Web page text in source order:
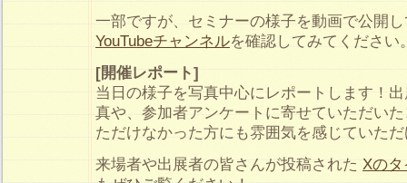
一部ですが、セミナーの様子を動画で公開
YouTubeチャンネルを確認してみてください
[開催レポート]
当日の様子を写真中心にレポートします！
真や、参加者アンケートに寄せていただい
ただけなかった方にも雰囲気を感じていた
来場者や出展者の皆さんが投稿された Xの